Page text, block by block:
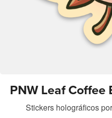
PNW Leaf Coffee
Stickers holográficospor